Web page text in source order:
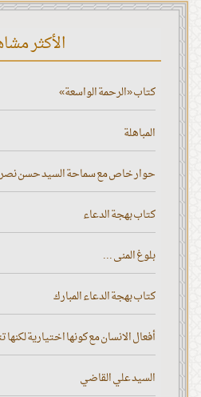
الأكثر
كتاب «الرحمة الواسعة»
المباهلة
حوار خاص مع سماحة السيد حسن نصر
كتاب بهجة الدعاء
بلوغ المنى ...
كتاب بهجة الدعاء المبارك
أفعال الانسان مع كونها اختيارية
السيد علي القاضي